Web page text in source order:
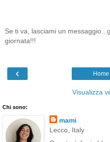
Se ti va, lasciami un
giornata!!!
‹
Visualizza
Chi sono:
mami
Lecco, Italy